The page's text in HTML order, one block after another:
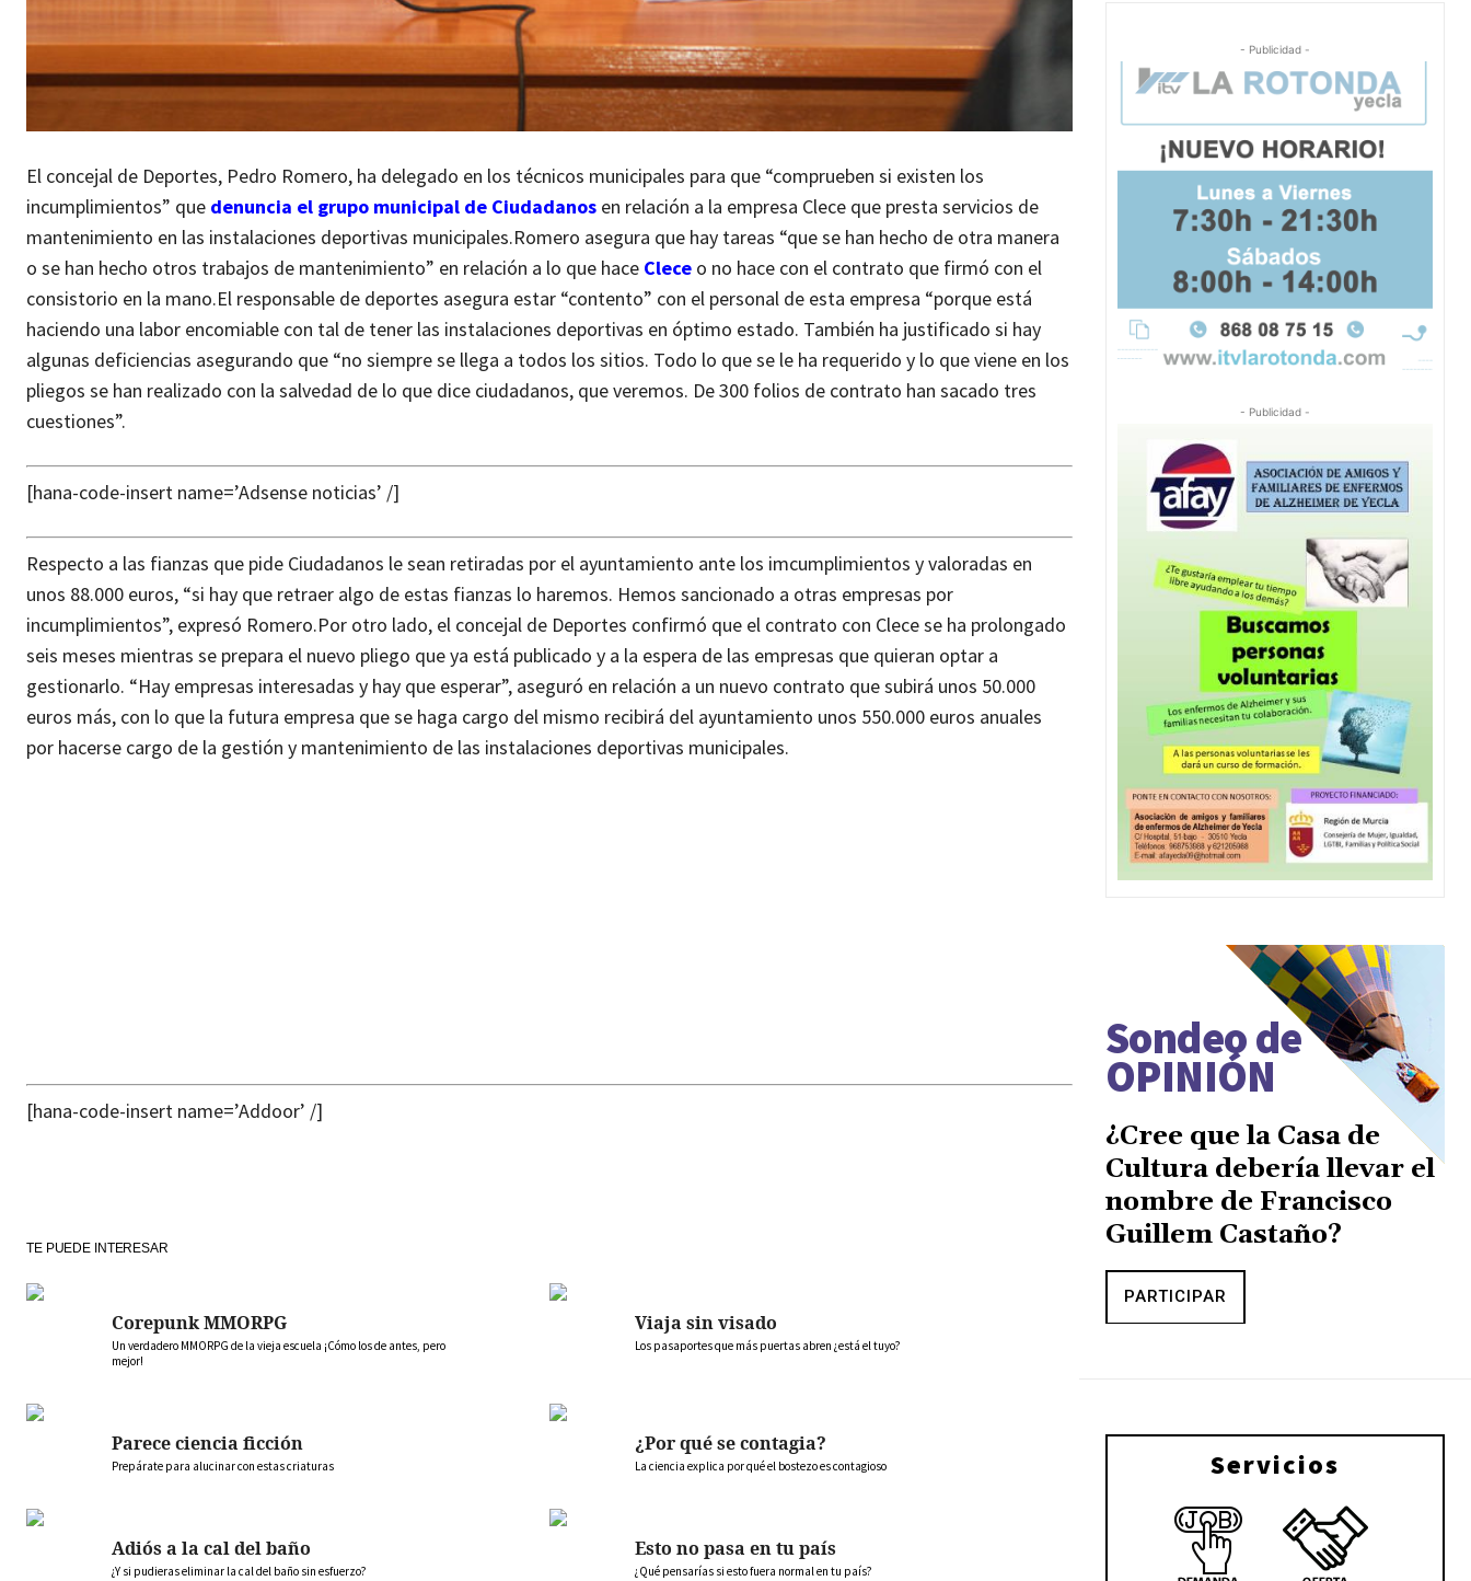
El concejal de Deportes, Pedro Romero, ha delegado en los técnicos municipales para que “comprueben si existen los
incumplimientos” que denuncia el grupo municipal de Ciudadanos en relación a la empresa Clece que presta servicios de
mantenimiento en las instalaciones deportivas municipales.Romero asegura que hay tareas “que se han hecho de otra manera
o se han hecho otros trabajos de mantenimiento” en relación a lo que hace Clece o no hace con el contrato que firmó con el
consistorio en la mano.El responsable de deportes asegura estar “contento” con el personal de esta empresa “porque está
haciendo una labor encomiable con tal de tener las instalaciones deportivas en óptimo estado. También ha justificado si hay
algunas deficiencias asegurando que “no siempre se llega a todos los sitios. Todo lo que se le ha requerido y lo que viene en los
pliegos se han realizado con la salvedad de lo que dice ciudadanos, que veremos. De 300 folios de contrato han sacado tres
cuestiones”.
[hana-code-insert name=’Adsense noticias’ /]
Respecto a las fianzas que pide Ciudadanos le sean retiradas por el ayuntamiento ante los imcumplimientos y valoradas en
unos 88.000 euros, “si hay que retraer algo de estas fianzas lo haremos. Hemos sancionado a otras empresas por
incumplimientos”, expresó Romero.Por otro lado, el concejal de Deportes confirmó que el contrato con Clece se ha prolongado
seis meses mientras se prepara el nuevo pliego que ya está publicado y a la espera de las empresas que quieran optar a
gestionarlo. “Hay empresas interesadas y hay que esperar”, aseguró en relación a un nuevo contrato que subirá unos 50.000
euros más, con lo que la futura empresa que se haga cargo del mismo recibirá del ayuntamiento unos 550.000 euros anuales
por hacerse cargo de la gestión y mantenimiento de las instalaciones deportivas municipales.
[hana-code-insert name=’Addoor’ /]
TE PUEDE INTERESAR
Corepunk MMORPG
Un verdadero MMORPG de la vieja escuela ¡Cómo los de antes, pero
mejor!
Viaja sin visado
Los pasaportes que más puertas abren ¿está el tuyo?
Parece ciencia ficción
Prepárate para alucinar con estas criaturas
¿Por qué se contagia?
La ciencia explica por qué el bostezo es contagioso
Adiós a la cal del baño
¿Y si pudieras eliminar la cal del baño sin esfuerzo?
Esto no pasa en tu país
¿Qué pensarías si esto fuera normal en tu país?
- Publicidad -
- Publicidad -
Sondeo de
OPINIÓN
¿Cree que la Casa de
Cultura debería llevar el
nombre de Francisco
Guillem Castaño?
PARTICIPAR
Servicios